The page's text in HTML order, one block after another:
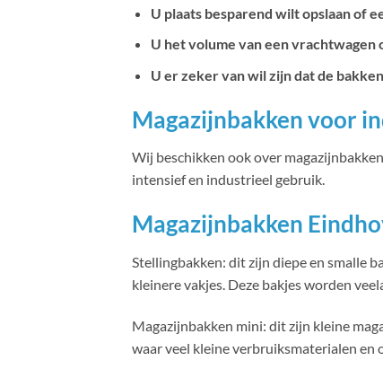
U plaats besparend wilt opslaan of
U het volume van een
U er zeker van wil zijn dat de
Magazijnbakken voor
Wij beschikken ook over
intensief en industrieel gebruik.
Magazijnbakken
Stellingbakken: dit zijn diepe en smalle
kleinere vakjes. Deze bakjes worden
Magazijnbakken mini: dit zijn kleine
waar veel kleine verbruiksmaterialen en